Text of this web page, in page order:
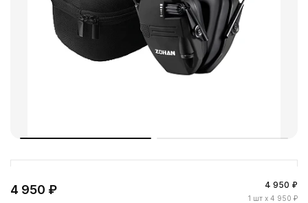
4 950 ₽ 4 950 ₽
1 шт x 4 950 ₽